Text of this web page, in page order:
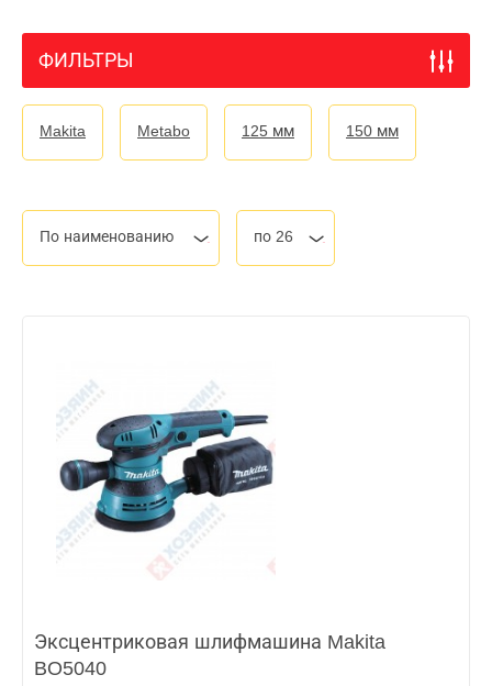
ФИЛЬТРЫ
Makita Metabo 125 мм 150 мм
По наименованию по 26
Эксцентриковая шлифмашина Makita
BO5040